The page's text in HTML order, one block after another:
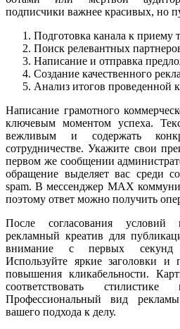
подписчики важнее красивых, но
Подготовка канала к приему
Поиск релевантных
Написание и отправка
Создание качественного
Анализ итогов проведенной
Написание грамотного
ключевым моментом успеха.
вежливым и содержать
сотрудничестве. Укажите свои
первом же сообщении
обращение выделяет вас среди
spam. В мессенджер MAX
поэтому ответ можно получить
После согласования условий
рекламный креатив для
внимание с первых секунд
Используйте яркие заголовки
повышения кликабельности.
соответствовать
Профессиональный вид
вашего подхода к делу.